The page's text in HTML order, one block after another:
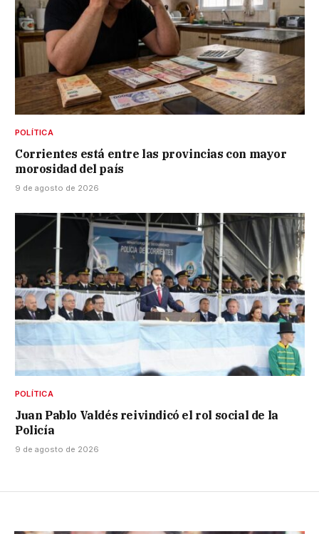
POLÍTICA
Corrientes está entre las provincias con mayor
morosidad del país
9 de agosto de 2026
POLÍTICA
Juan Pablo Valdés reivindicó el rol social de la
Policía
9 de agosto de 2026